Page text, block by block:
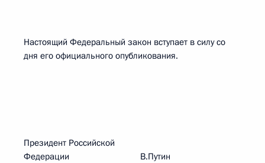
Настоящий Федеральный закон вступает в силу со
дня его официального опубликования.
Президент Российской
Федерации В.Путин